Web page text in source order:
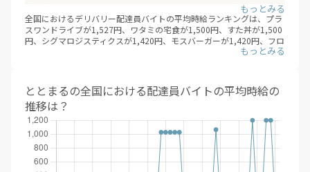
ピザ・ロイヤルハット
100%
ピザ・リトルパーティー
100%
100%
バーミヤン
100%
ドトール
100%
100%
スープストック
100%
ジョリーパスタ
100%
サガミ
100%
1,356円
ガスト
1,350円
すかいらーくグループ
1,350円
1,344円
郵便局
1,239円
ほっともっと
CoCo壱番屋
1,211円
1,209円
1,208円
全国におけるデリバリー配達員バイトの平均時給ランキングは、プラ
スワンドライブが1,527円、ワタミの宅食が1,500円、すた丼が1,500
円、シグマロジスティクスが1,420円、モスバーガーが1,420円、フロ
ンティアが1,402円、魚べいが1,401円、出前館が1,400円、マクドナ
ロイヤルホストが1,250円、郵便局が1,239円、ほっともっとが1,220
円、CoCo壱番屋が1,211円、ロジクエストが1,209円、銀のさらが
1,208円、ウーバーイーツ（Uber Eats）が1,200円、ステーキのあさ
くまが1,200円、松屋が1,200円、さわやかが1,176円、佐川急便が
1,167円、ドミノ・ピザが1,166円、ニコニコキッチンが1,166円、松
のやが1,157円、ピザーラが1,154円、ヤクルトが1,141円、ツクイが
1,119円、和食さとが1,108円、ピザハットが1,107円となっていま
す。（※デリバリーバイトNAVI調べ /2026年08月）
ととまるの全国における配達員バイトの平均時給の
推移は？